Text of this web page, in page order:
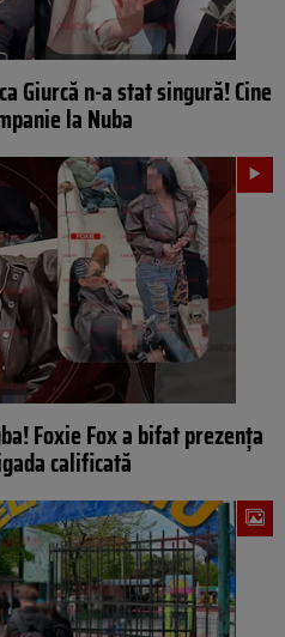
Giurcă n-a stat singură! Cine
la Nuba
Foxie Fox a bifat prezența
calificată